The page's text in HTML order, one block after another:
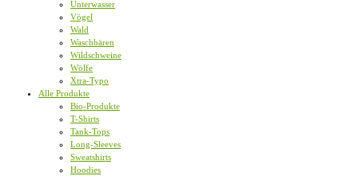
Unterwasser
Vögel
Wald
Waschbären
Wildschweine
Wölfe
Xtra-Typo
Alle Produkte
Bio-Produkte
T-Shirts
Tank-Tops
Long-Sleeves
Sweatshirts
Hoodies